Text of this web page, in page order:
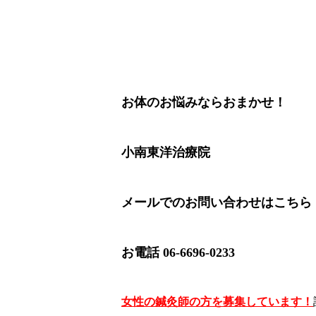
お体のお悩みならおまかせ！
小南東洋治療院
メールでのお問い合わせはこちら
お電話 06-6696-0233
女性の鍼灸師の方を募集しています！